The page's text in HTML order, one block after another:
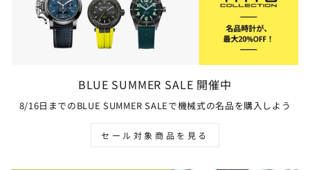
BLUE SUMMER SALE 開催中
8/16日までのBLUE SUMMER SALEで機械式の名品を購入しよう
セール対象商品を見る